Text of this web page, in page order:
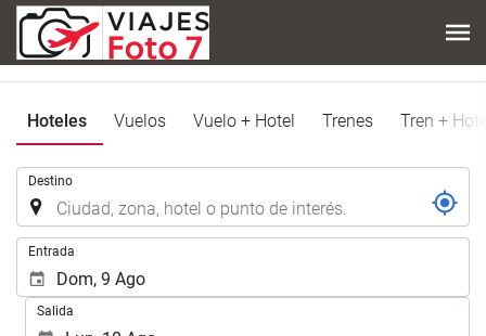
Hoteles Vuelos Vuelo + Hotel Trenes Tren +
Destino
Entrada
Salida